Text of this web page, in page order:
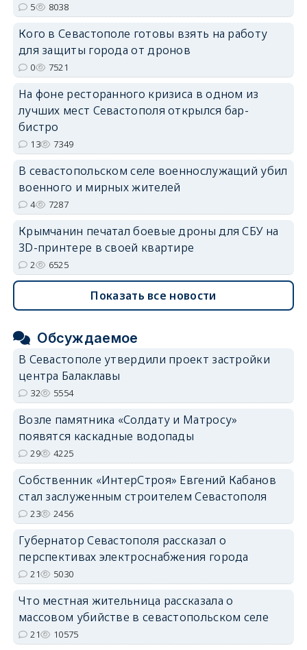
erid: 2SDnjdPjgYS
5 8038
Кого в Севастополе готовы взять на работу
для защиты города от дронов
0 7521
На фоне ресторанного кризиса в одном из
лучших мест Севастополя открылся бар-
бистро
13 7349
В севастопольском селе военнослужащий убил
военного и мирных жителей
4 7287
Крымчанин печатал боевые дроны для СБУ на
3D-принтере в своей квартире
2 6525
Показать все новости
Обсуждаемое
В Севастополе утвердили проект застройки
центра Балаклавы
32 5554
Возле памятника «Солдату и Матросу»
появятся каскадные водопады
29 4225
Собственник «ИнтерСтроя» Евгений Кабанов
стал заслуженным строителем Севастополя
23 2456
Губернатор Севастополя рассказал о
перспективах электроснабжения города
21 5030
Что местная жительница рассказала о
массовом убийстве в севастопольском селе
21 10575